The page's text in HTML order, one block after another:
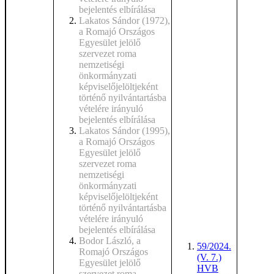
bejelentés elbírálása
Lakatos Sándor (1972),
a Romajó Országos
Egyesület jelölő
szervezet roma
nemzetiségi
önkormányzati
képviselőjelöltjeként
történő nyilvántartásba
vételére irányuló
bejelentés elbírálása
Lakatos Sándor (1995),
a Romajó Országos
Egyesület jelölő
szervezet roma
nemzetiségi
önkormányzati
képviselőjelöltjeként
történő nyilvántartásba
vételére irányuló
bejelentés elbírálása
Bodor László, a
Romajó Országos
Egyesület jelölő
59/2024.
(V. 7.)
HVB